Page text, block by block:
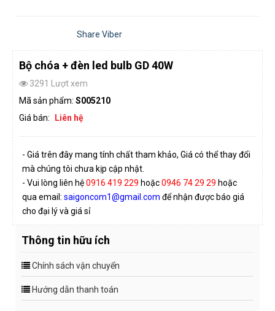
Share Viber
Bộ chóa + đèn led bulb GD 40W
3291 Lượt xem
Mã sản phẩm: S005210
Giá bán:
Liên hệ
- Giá trên đây mang tính chất tham khảo, Giá có thể thay đổi
mà chúng tôi chưa kịp cập nhật.
- Vui lòng liên hệ0916 419 229 hoặc0946 74 29 29 hoặc
qua email: saigoncom1@gmail.com để nhận được báo giá
cho đại lý và giá sỉ
Thông tin hữu ích
Chính sách vận chuyển
Hướng dẫn thanh toán